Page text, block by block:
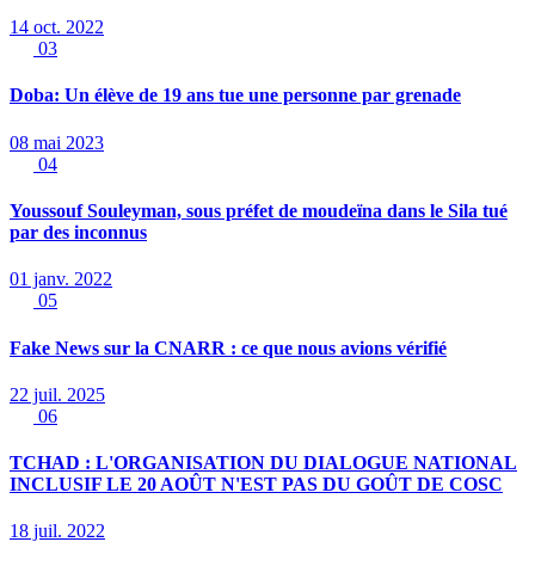
14 oct. 2022
03
Doba: Un élève de 19 ans tue une personne par grenade
08 mai 2023
04
Youssouf Souleyman, sous préfet de moudeïna dans le Sila tué
par des inconnus
01 janv. 2022
05
Fake News sur la CNARR : ce que nous avions vérifié
22 juil. 2025
06
TCHAD : L'ORGANISATION DU DIALOGUE NATIONAL
INCLUSIF LE 20 AOÛT N'EST PAS DU GOÛT DE COSC
18 juil. 2022